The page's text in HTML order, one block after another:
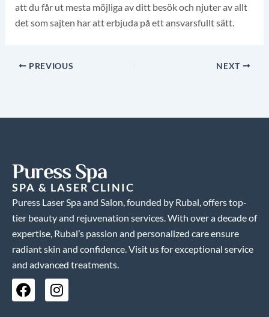
att du får ut mesta möjliga av ditt besök och njuter av allt
det som sajten har att erbjuda på ett ansvarsfullt sätt.
PREVIOUS NEXT
Puress Spa
SPA & LASER CLINIC
Puress Laser Spa and Salon, founded by Rubal, offers top-
tier beauty and rejuvenation services. With over a decade of
expertise, Rubal’s passion and personalized care ensure
radiant skin and confidence. Visit us for exceptional service
and advanced treatments.
F
a
c
I
n
s